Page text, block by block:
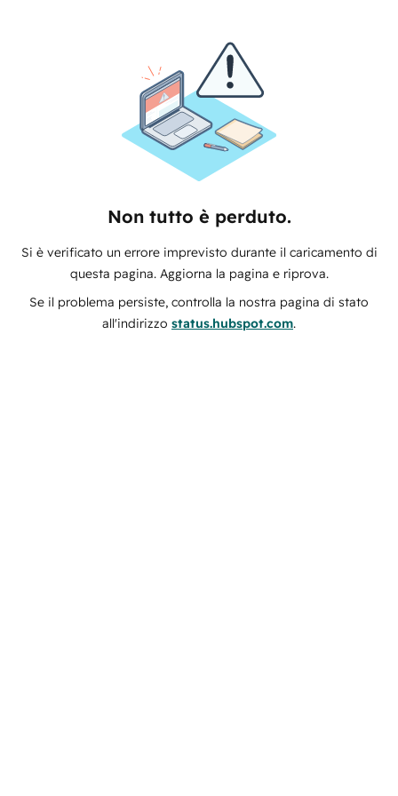
Non tutto è perduto.
Si è verificato un errore imprevisto durante il caricamento di
questa pagina. Aggiorna la pagina e riprova.
Se il problema persiste, controlla la nostra pagina di stato
all'indirizzo status.hubspot.com.